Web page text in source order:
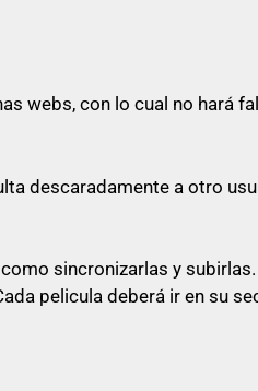
ni en spoiler y sólo pasarlo
con el mismo post.
escuetos de esa
sin ninguna obligación
webs, con lo cual no hará
descaradamente a otro
sincronizarlas y
pelicula deberá ir en su